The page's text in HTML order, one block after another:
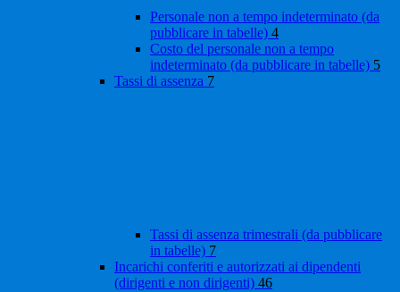
Personale non a tempo indeterminato (da
pubblicare in tabelle) 4
Costo del personale non a tempo
indeterminato (da pubblicare in tabelle) 5
Tassi di assenza 7
Tassi di assenza trimestrali (da pubblicare
in tabelle) 7
Incarichi conferiti e autorizzati ai dipendenti
(dirigenti e non dirigenti) 46